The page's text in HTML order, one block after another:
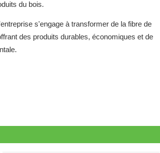
du bois.
s'engage à transformer de la fibre de
des produits durables, économiques et de